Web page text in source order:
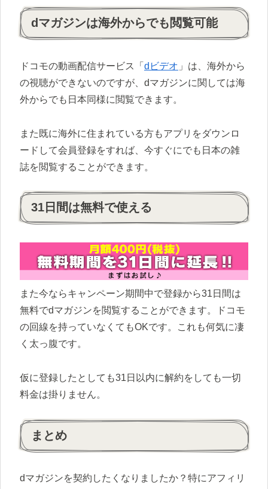
dマガジンは海外からでも閲覧可能
ドコモの動画配信サービス「 dビデオ 」は、海外から
の視聴ができないのですが、dマガジンに関しては海
外からでも日本同様に閲覧できます。
また既に海外に住まれている方もアプリをダウンロ
ードして会員登録をすれば、今すぐにでも日本の雑
誌を閲覧することができます。
31日間は無料で使える
また今ならキャンペーン期間中で登録から31日間は
無料でdマガジンを閲覧することができます。ドコモ
の回線を持っていなくてもOKです。これも何気に凄
く太っ腹です。
仮に登録したとしても31日以内に解約をしても一切
料金は掛りません。
まとめ
dマガジンを契約したくなりましたか？特にアフィリ